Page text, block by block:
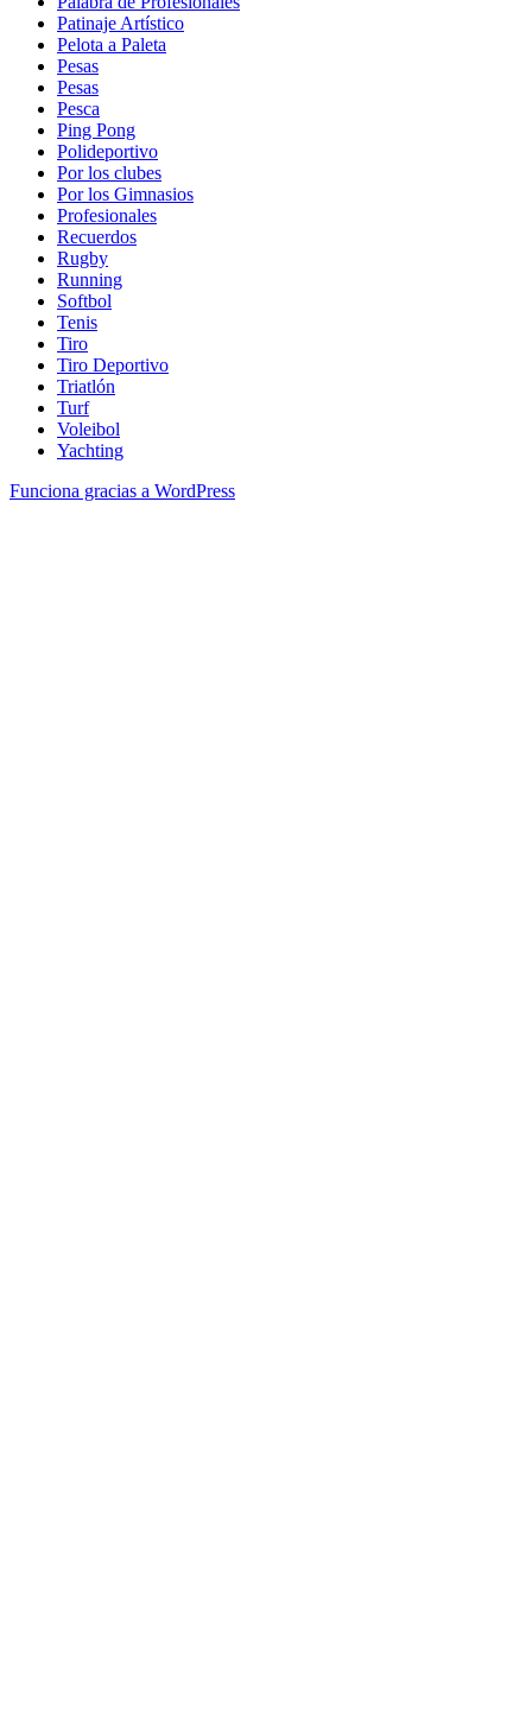
Patinaje Artístico
Pelota a Paleta
Pesas
Pesas
Pesca
Ping Pong
Polideportivo
Por los clubes
Por los Gimnasios
Profesionales
Recuerdos
Rugby
Running
Softbol
Tenis
Tiro
Tiro Deportivo
Triatlón
Turf
Voleibol
Yachting
Funciona gracias a WordPress